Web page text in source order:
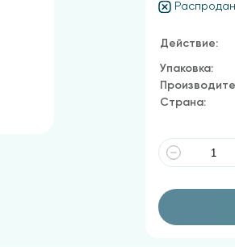
Действие:
Упаковка:
Страна: